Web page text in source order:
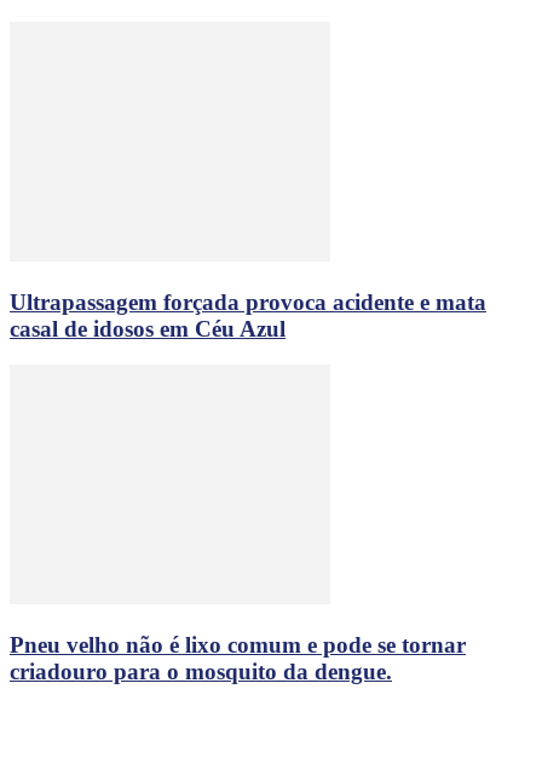
Ultrapassagem forçada provoca acidente e mata
casal de idosos em Céu Azul
Pneu velho não é lixo comum e pode se tornar
criadouro para o mosquito da dengue.